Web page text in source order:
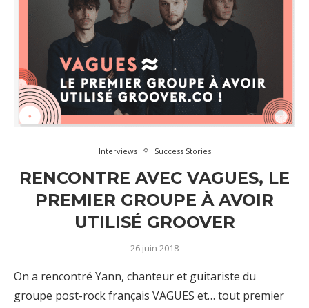
Interviews Success Stories
RENCONTRE AVEC VAGUES, LE
PREMIER GROUPE À AVOIR
UTILISÉ GROOVER
26 juin 2018
On a rencontré Yann, chanteur et guitariste du
groupe post-rock français VAGUES et… tout premier